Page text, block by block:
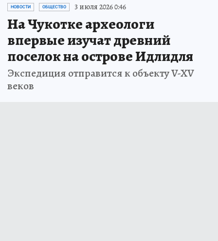
НОВОСТИ ОБЩЕСТВО 3 июля 2026 0:46
На Чукотке археологи
впервые изучат древний
поселок на острове Идлидля
Экспедиция отправится к объекту V-XV
веков